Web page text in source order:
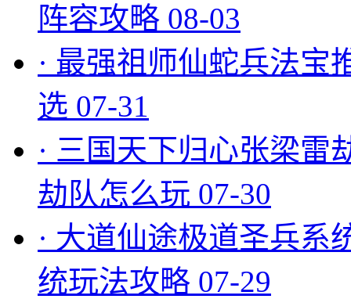
阵容攻略 08-03
· 最强祖师仙蛇兵法宝
选 07-31
· 三国天下归心张梁雷
劫队怎么玩 07-30
· 大道仙途极道圣兵系
统玩法攻略 07-29